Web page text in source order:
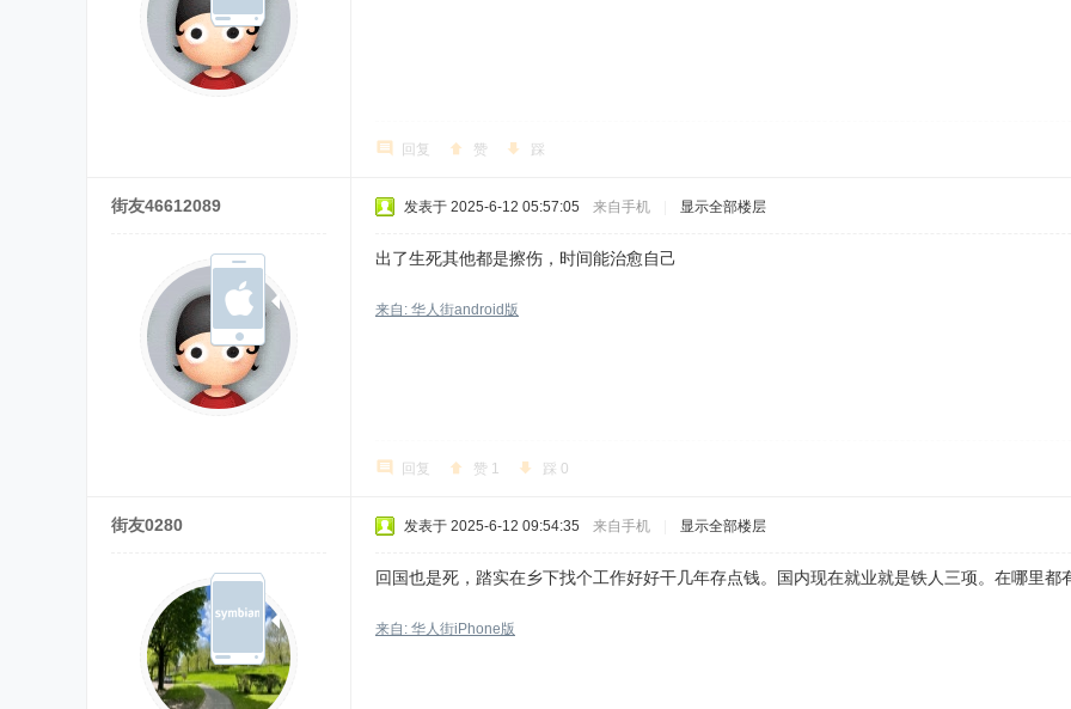
回复 赞 踩
街友46612089 发表于 2025-6-12 05:57:05 来自手机 显示全部楼层
出了生死其他都是擦伤，时间能治愈自己
来自: 华人街android版
回复 赞 1 踩 0
街友0280 发表于 2025-6-12 09:54:35 来自手机 显示全部楼层
回国也是死，踏实在乡下找个工作好好干几年存点钱。国内现在就业就是铁人三项。在哪里
来自: 华人街iPhone版